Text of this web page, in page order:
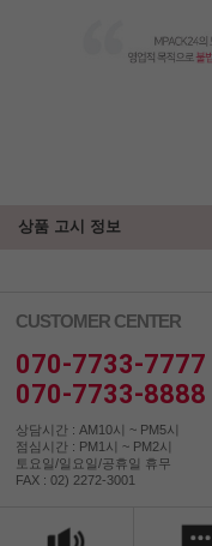
상품 고시 정보
CUSTOMER CENTER
070-7733-7777
070-7733-8888
상담시간 : AM10시 ~ PM5시
점심시간 : PM1시 ~ PM2시
토요일/일요일/공휴일 휴무
FAX : 02) 2272-3001